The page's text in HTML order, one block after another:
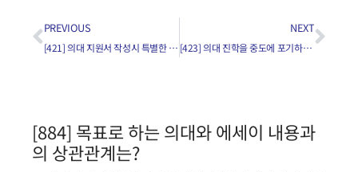
PREVIOUS
[421] 의대 지원서 작성시 특별한 유의사항은?
NEXT
[423] 의대 진학을 중도에 포기하는 이유와 해결책은?
[884] 목표로 하는 의대와 에세이 내용과
의 상관관계는?